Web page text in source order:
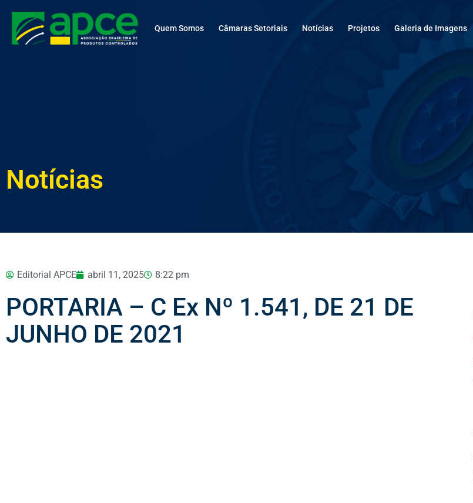
Quem Somos Câmaras Setoriais Notícias Projetos Galeria de Imagens
Notícias
Editorial APCE abril 11, 2025 8:22 pm
PORTARIA – C Ex Nº 1.541, DE 21 DE
JUNHO DE 2021